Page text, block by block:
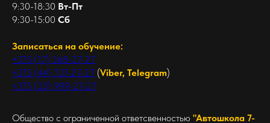
9:30-18:30 Вт-Пт
9:30-15:00 Сб
Записаться на обучение:
+375 (17) 368-27-27
+375 (44) 737-27-27 (Viber, Telegram)
+375 (25) 999-27-27
Общество с ограниченной ответсвенностью "Автошкола 7-